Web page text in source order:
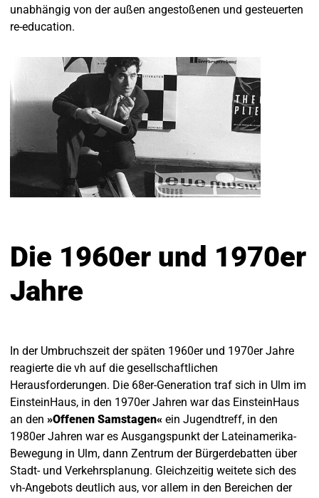
unabhängig von der außen angestoßenen und gesteuerten
re-education.
Die 1960er und 1970er
Jahre
In der Umbruchszeit der späten 1960er und 1970er Jahre
reagierte die vh auf die gesellschaftlichen
Herausforderungen. Die 68er-Generation traf sich in Ulm im
EinsteinHaus, in den 1970er Jahren war das EinsteinHaus
an den »Offenen Samstagen« ein Jugendtreff, in den
1980er Jahren war es Ausgangspunkt der Lateinamerika-
Bewegung in Ulm, dann Zentrum der Bürgerdebatten über
Stadt- und Verkehrsplanung. Gleichzeitig weitete sich des
vh-Angebots deutlich aus, vor allem in den Bereichen der